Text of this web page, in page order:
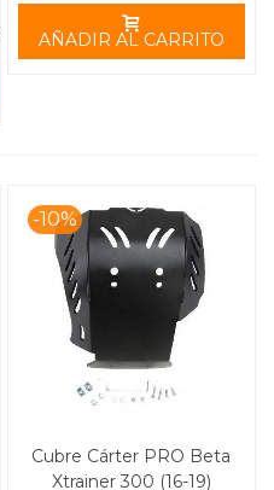
AÑADIR AL CARRITO
-10%
Cubre Cárter PRO Beta
Xtrainer 300 (16-19)